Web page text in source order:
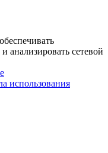
анализировать сетевой
использования